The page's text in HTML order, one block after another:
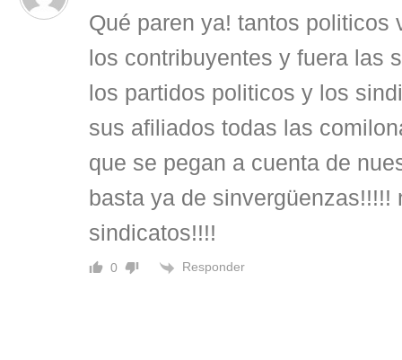
Qué paren ya! tantos politicos
los contribuyentes y fuera las
los partidos politicos y los
sus afiliados todas las
que se pegan a cuenta de
basta ya de sinvergüenzas!!!!!
sindicatos!!!!
0 Responder